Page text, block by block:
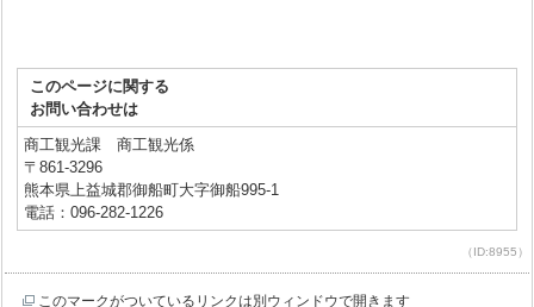
このページに関する
お問い合わせは
商工観光課 商工観光係
〒861-3296
熊本県上益城郡御船町大字御船995-1
電話：096-282-1226
（ID:8955）
このマークがついているリンクは別ウィンドウで開きます